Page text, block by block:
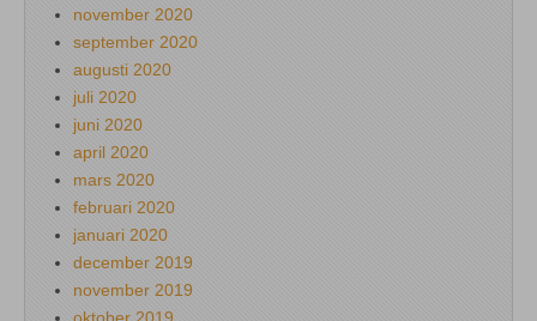
november 2020
september 2020
augusti 2020
juli 2020
juni 2020
april 2020
mars 2020
februari 2020
januari 2020
december 2019
november 2019